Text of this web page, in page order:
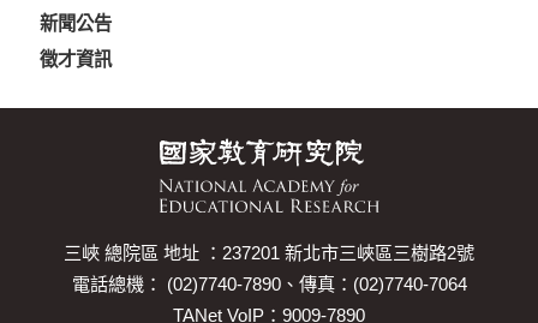
新聞公告
徵才資訊
三峽 總院區 地址 ：237201 新北市三峽區三樹路2號
電話總機： (02)7740-7890、傳真：(02)7740-7064
TANet VoIP：9009-7890